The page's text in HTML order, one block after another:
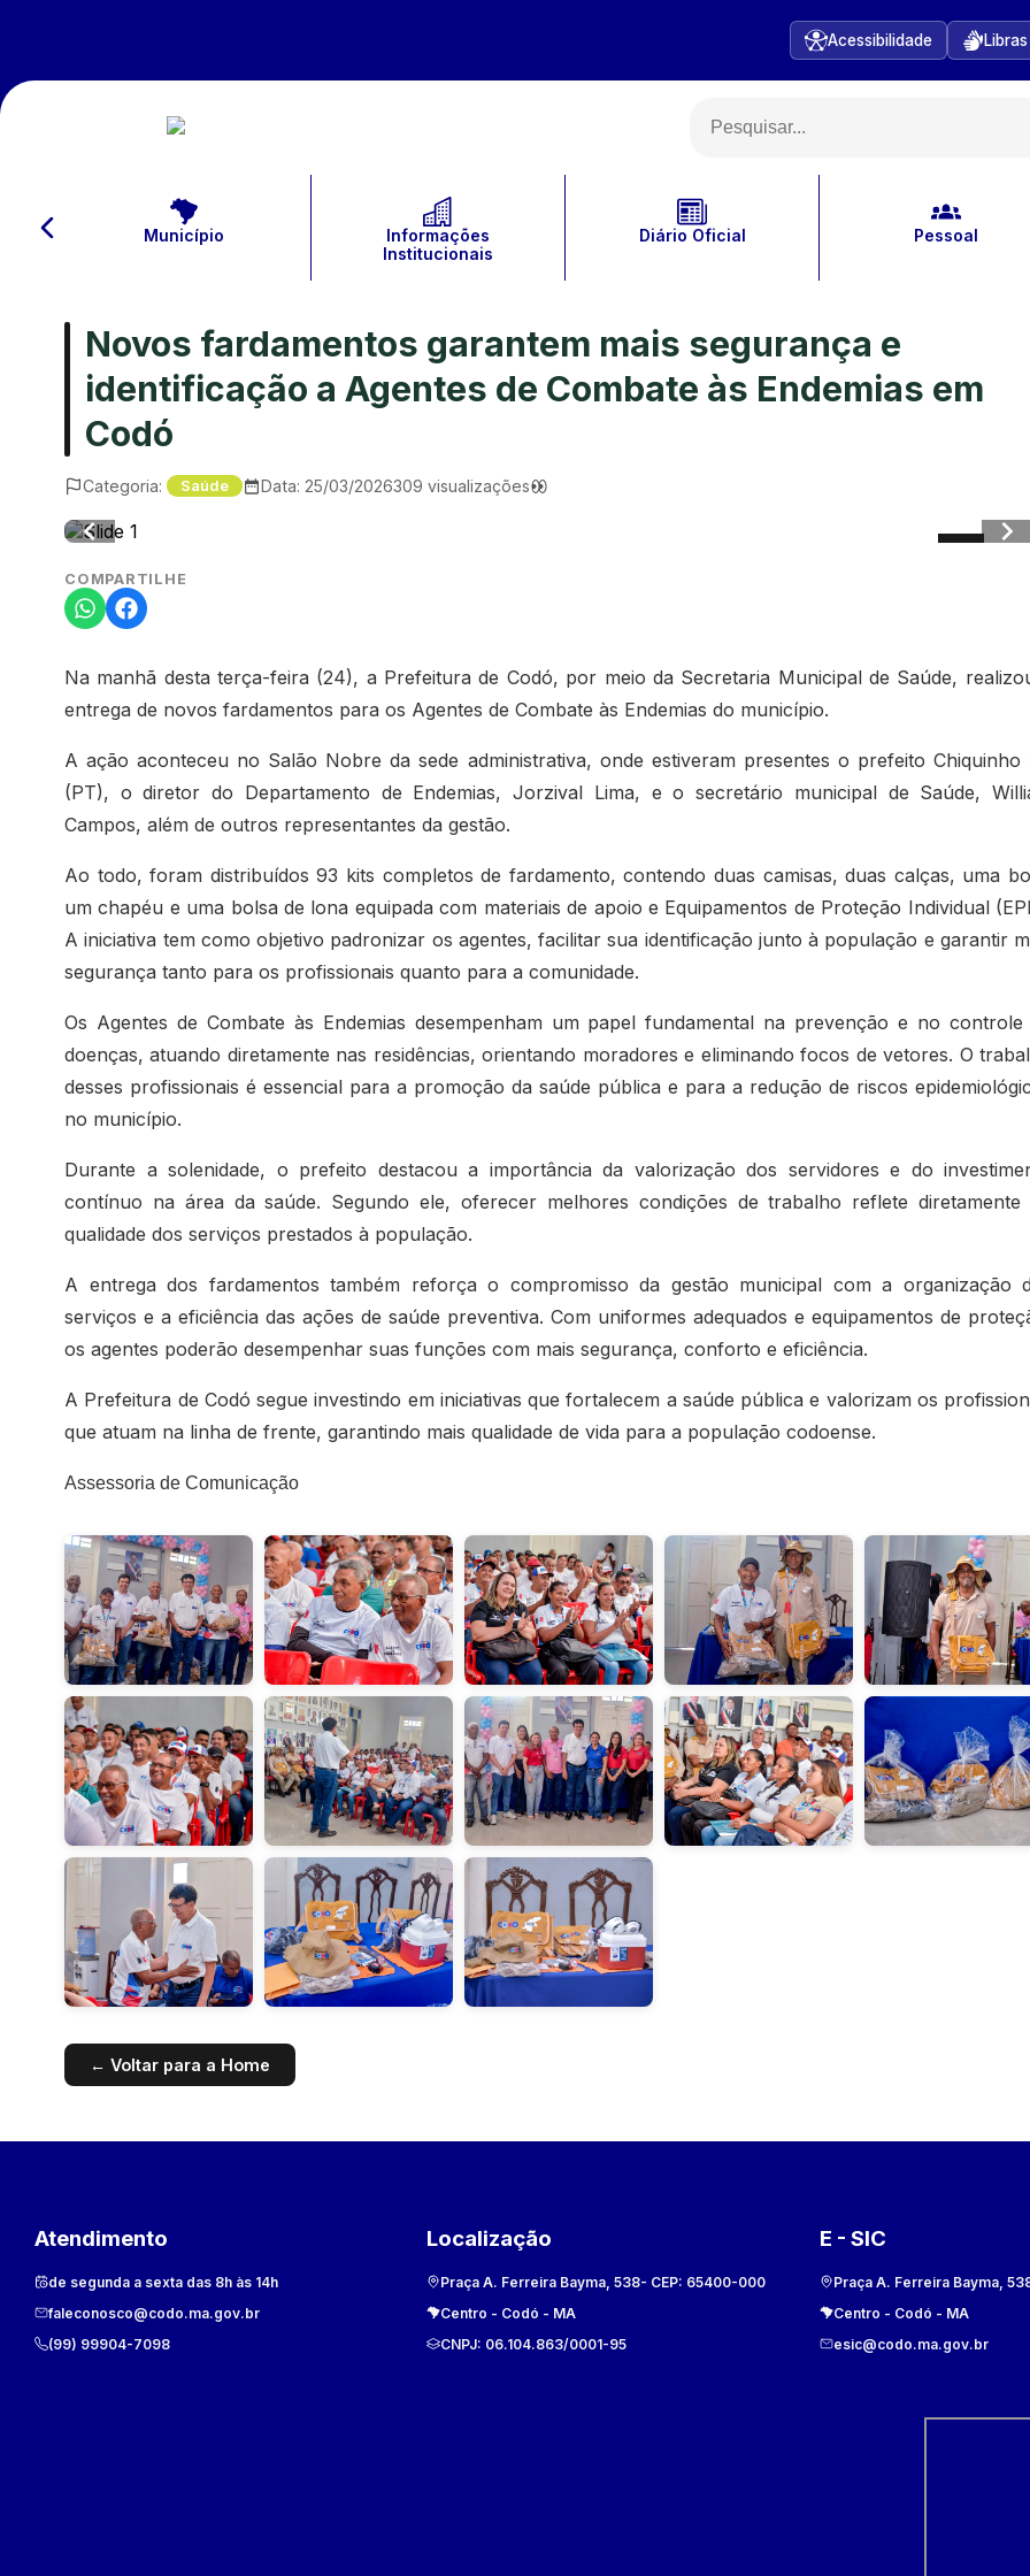
Acessibilidade Libras
Município
Informações
Institucionais
Diário Oficial Pessoal
Novos fardamentos garantem mais segurança e
identificação a Agentes de Combate às Endemias em
Codó
Categoria: Saúde Data: 25/03/2026309 visualizações
COMPARTILHE
Na manhã desta terça-feira (24), a Prefeitura de Codó, por meio da Secretaria Municipal de Saúde,
entrega de novos fardamentos para os Agentes de Combate às Endemias do município.
A ação aconteceu no Salão Nobre da sede administrativa, onde estiveram presentes o prefeito Chiquinho
(PT), o diretor do Departamento de Endemias, Jorzival Lima, e o secretário municipal de Saúde,
Campos, além de outros representantes da gestão.
Ao todo, foram distribuídos 93 kits completos de fardamento, contendo duas camisas, duas calças, uma
um chapéu e uma bolsa de lona equipada com materiais de apoio e Equipamentos de Proteção Individual
A iniciativa tem como objetivo padronizar os agentes, facilitar sua identificação junto à população e garantir
segurança tanto para os profissionais quanto para a comunidade.
Os Agentes de Combate às Endemias desempenham um papel fundamental na prevenção e no controle
doenças, atuando diretamente nas residências, orientando moradores e eliminando focos de vetores. O
desses profissionais é essencial para a promoção da saúde pública e para a redução de riscos
no município.
Durante a solenidade, o prefeito destacou a importância da valorização dos servidores e do
contínuo na área da saúde. Segundo ele, oferecer melhores condições de trabalho reflete diretamente
qualidade dos serviços prestados à população.
A entrega dos fardamentos também reforça o compromisso da gestão municipal com a organização
serviços e a eficiência das ações de saúde preventiva. Com uniformes adequados e equipamentos de
os agentes poderão desempenhar suas funções com mais segurança, conforto e eficiência.
A Prefeitura de Codó segue investindo em iniciativas que fortalecem a saúde pública e valorizam os
que atuam na linha de frente, garantindo mais qualidade de vida para a população codoense.
Assessoria de Comunicação
← Voltar para a Home
Atendimento
de segunda a sexta das 8h às 14h
faleconosco@codo.ma.gov.br
(99) 99904-7098
Localização
Praça A. Ferreira Bayma, 538- CEP: 65400-000
Centro - Codó - MA
CNPJ: 06.104.863/0001-95
E - SIC
Praça A. Ferreira Bayma,
Centro - Codó - MA
esic@codo.ma.gov.br